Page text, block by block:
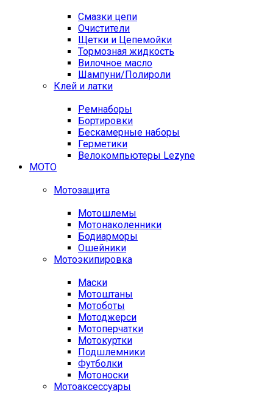
Смазки цепи
Очистители
Щетки и Цепемойки
Тормозная жидкость
Вилочное масло
Шампуни/Полироли
Клей и латки
Ремнаборы
Бортировки
Бескамерные наборы
Герметики
Велокомпьютеры Lezyne
МОТО
Мотозащита
Мотошлемы
Мотонаколенники
Бодиарморы
Ошейники
Мотоэкипировка
Маски
Мотоштаны
Мотоботы
Мотоджерси
Мотоперчатки
Мотокуртки
Подшлемники
Футболки
Мотоноски
Мотоаксессуары